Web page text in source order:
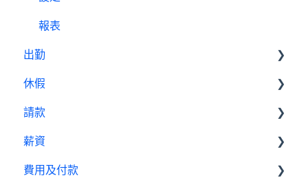
報表
出勤
基本設定
出勤管理者
我是員工
休假
基本設置
休假管理員
請款
請款管理員
薪資
基本設置
費用及付款